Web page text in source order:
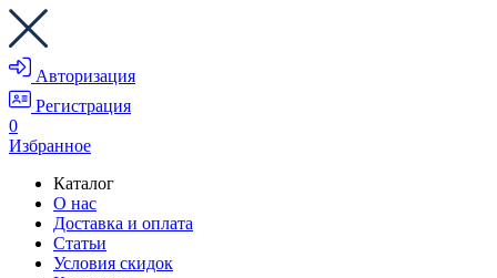
Авторизация
Регистрация
0
Избранное
Каталог
О нас
Доставка и оплата
Статьи
Условия скидок